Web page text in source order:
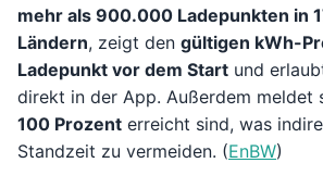
mehr als 900.000 Ladepunkten in
Ländern, zeigt den gültigen kWh-
Ladepunkt vor dem Start und
direkt in der App. Außerdem meldet
100 Prozent erreicht sind, was
Standzeit zu vermeiden. (EnBW)